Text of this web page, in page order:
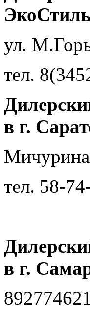
ул.
тел.
в г.
тел. 58-
в г.